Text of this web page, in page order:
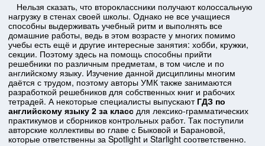
Нельзя сказать, что второклассники получают колоссальную
нагрузку в стенах своей школы. Однако не все учащиеся
способны выдерживать учебный ритм и выполнять все
домашние работы, ведь в этом возрасте у многих помимо
учебы есть ещё и другие интересные занятия: хобби, кружки,
секции. Поэтому здесь на помощь способны прийти
решебники по различным предметам, в том числе и по
английскому языку. Изучение данной дисциплины многим
даётся с трудом, поэтому авторы УМК также занимаются
разработкой решебников для собственных книг и рабочих
тетрадей. А некоторые специалисты выпускают ГДЗ по
английскому языку 2 за класс для лексико-грамматических
практикумов и сборников контрольных работ. Так поступили
авторские коллективы во главе с Быковой и Барановой,
которые ответственны за Spotlight и Starlight соответственно.